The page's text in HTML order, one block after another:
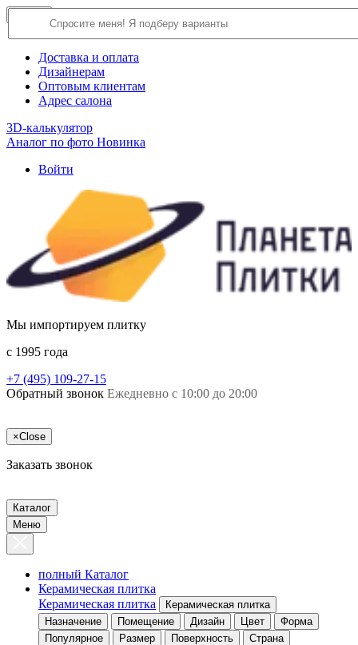
О компании
Доставка и оплата
Дизайнерам
Оптовым клиентам
Адрес салона
3D-калькулятор
Аналог по фото Новинка
Войти
Мы импортируем плитку
c 1995 года
+7 (495) 109-27-15
Обратный звонок Ежедневно с 10:00 до 20:00
×Close
Заказать звонок
Каталог
Меню
полный Каталог
Керамическая плитка
Керамическая плитка
Керамическая плитка
Назначение
Помещение Дизайн Цвет
Форма
Популярное
Размер Поверхность Страна